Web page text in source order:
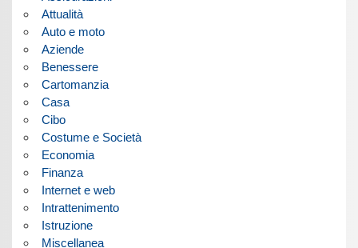
Attualità
Auto e moto
Aziende
Benessere
Cartomanzia
Casa
Cibo
Costume e Società
Economia
Finanza
Internet e web
Intrattenimento
Istruzione
Miscellanea